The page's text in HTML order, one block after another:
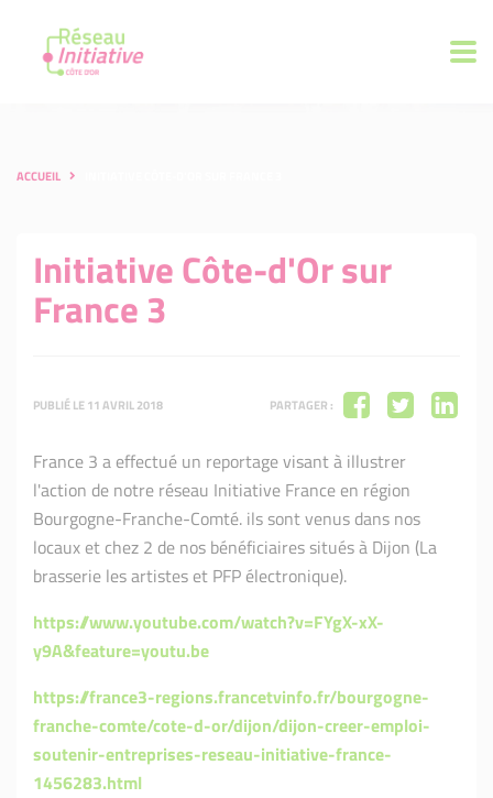
ACCUEIL
Initiative Côte-d'Or sur
France 3
PUBLIÉ LE 11 AVRIL 2018 PARTAGER :
France 3 a effectué un reportage visant à illustrer
l'action de notre réseau Initiative France en région
Bourgogne-Franche-Comté. ils sont venus dans nos
locaux et chez 2 de nos bénéficiaires situés à Dijon (La
brasserie les artistes et PFP électronique).
https://www.youtube.com/watch?v=FYgX-xX-
y9A&feature=youtu.be
https://france3-regions.francetvinfo.fr/bourgogne-
franche-comte/cote-d-or/dijon/dijon-creer-emploi-
soutenir-entreprises-reseau-initiative-france-
1456283.html